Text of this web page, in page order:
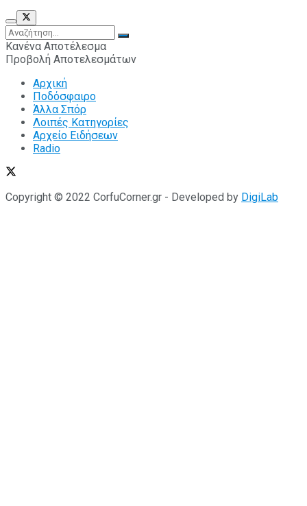
Κανένα Αποτέλεσμα
Προβολή Αποτελεσμάτων
Αρχική
Ποδόσφαιρο
Άλλα Σπόρ
Λοιπές Κατηγορίες
Αρχείο Ειδήσεων
Radio
Copyright © 2022 CorfuCorner.gr - Developed by DigiLab